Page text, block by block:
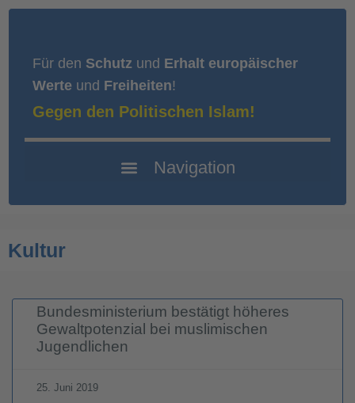
Für den Schutz und Erhalt europäischer
Werte und Freiheiten!
Gegen den Politischen Islam!
Kultur
Bundesministerium bestätigt höheres
Gewaltpotenzial bei muslimischen
Jugendlichen
25. Juni 2019